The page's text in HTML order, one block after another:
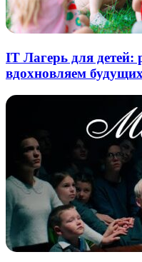
IT Лагерь для детей:
вдохновляем